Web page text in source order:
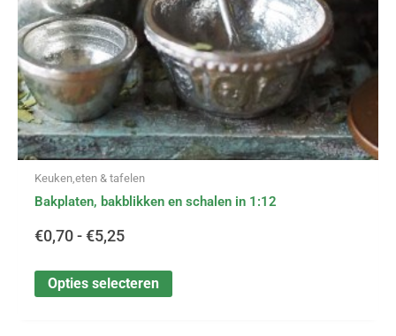
Keuken,eten & tafelen
Bakplaten, bakblikken en schalen in 1:12
€0,70 - €5,25
Opties selecteren
op
de
productpagina